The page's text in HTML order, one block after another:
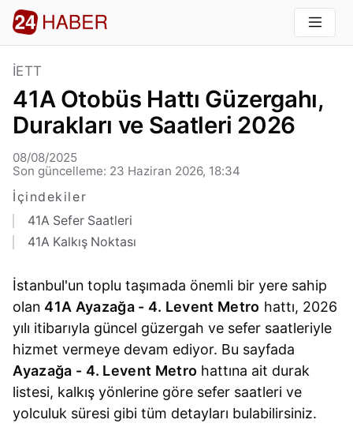
İETT
41A Otobüs Hattı Güzergahı,
Durakları ve Saatleri 2026
08/08/2025
Son güncelleme: 23 Haziran 2026, 18:34
İçindekiler
41A Sefer Saatleri
41A Kalkış Noktası
İstanbul'un toplu taşımada önemli bir yere sahip
olan 41A Ayazağa - 4. Levent Metro hattı, 2026
yılı itibarıyla güncel güzergah ve sefer saatleriyle
hizmet vermeye devam ediyor. Bu sayfada
Ayazağa - 4. Levent Metro hattına ait durak
listesi, kalkış yönlerine göre sefer saatleri ve
yolculuk süresi gibi tüm detayları bulabilirsiniz.